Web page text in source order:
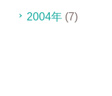
2004年(7)